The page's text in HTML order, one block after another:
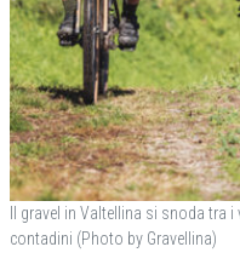
Il gravel in Valtellina si snoda tra
contadini (Photo by Gravellina)